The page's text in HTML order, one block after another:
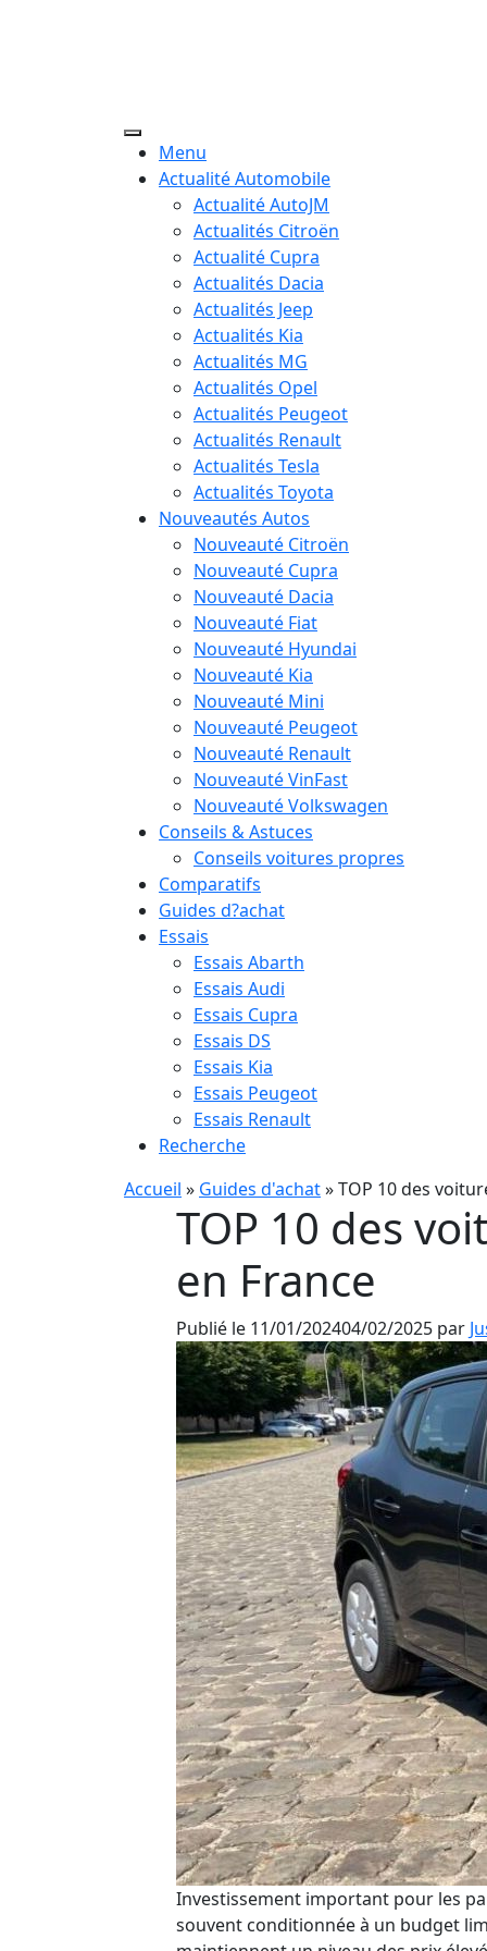
Menu
Actualité Automobile
Actualité AutoJM
Actualités Citroën
Actualité Cupra
Actualités Dacia
Actualités Jeep
Actualités Kia
Actualités MG
Actualités Opel
Actualités Peugeot
Actualités Renault
Actualités Tesla
Actualités Toyota
Nouveautés Autos
Nouveauté Citroën
Nouveauté Cupra
Nouveauté Dacia
Nouveauté Fiat
Nouveauté Hyundai
Nouveauté Kia
Nouveauté Mini
Nouveauté Peugeot
Nouveauté Renault
Nouveauté VinFast
Nouveauté Volkswagen
Conseils & Astuces
Conseils voitures propres
Comparatifs
Guides d?achat
Essais
Essais Abarth
Essais Audi
Essais Cupra
Essais DS
Essais Kia
Essais Peugeot
Essais Renault
Recherche
Accueil » Guides d'achat»TOP 10 des
TOP 10 des
en France
Publié le 11/01/202404/02/2025 par
Investissement important pour les
souvent conditionnéeà un budget